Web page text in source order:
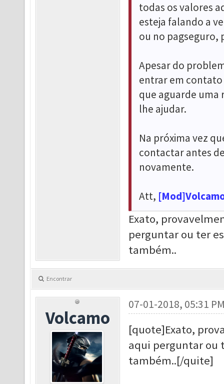
todas os valores
esteja falando a
ou no pagseguro,
Apesar do
entrar em contato
que aguarde uma
lhe ajudar.
Na próxima vez
contactar antes
novamente.
Att,
Exato,
perguntar ou ter
também..
Encontrar
Volcamo
07-01-2018, 05:31
[quote]Exato,
aqui perguntar ou
também..[/quite]